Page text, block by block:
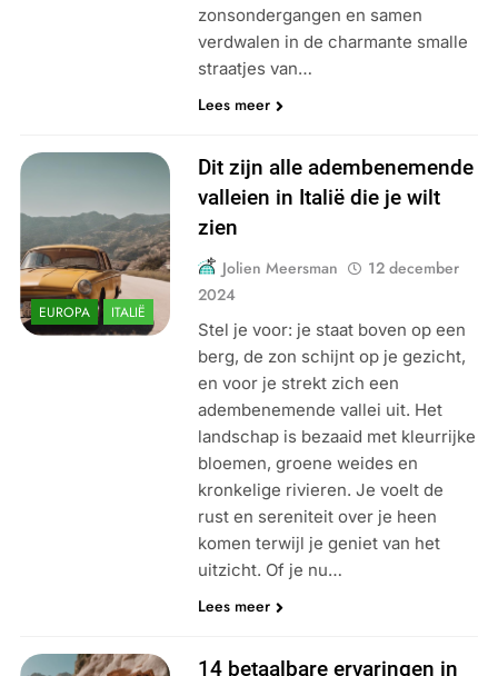
zonsondergangen en samen
verdwalen in de charmante smalle
straatjes van…
Lees meer
EUROPA ITALIË
Dit zijn alle adembenemende
valleien in Italië die je wilt
zien
Jolien Meersman
12 december
2024
Stel je voor: je staat boven op een
berg, de zon schijnt op je gezicht,
en voor je strekt zich een
adembenemende vallei uit. Het
landschap is bezaaid met kleurrijke
bloemen, groene weides en
kronkelige rivieren. Je voelt de
rust en sereniteit over je heen
komen terwijl je geniet van het
uitzicht. Of je nu…
Lees meer
14 betaalbare ervaringen in